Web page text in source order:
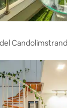
Candolimstrand